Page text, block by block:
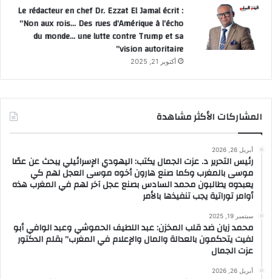
Le rédacteur en chef Dr. Ezzat El Jamal écrit :
“Non aux rois… Des rues d’Amérique à l’écho
du monde… une lutte contre Trump et sa
vision autoritaire”
أكتوبر 21, 2025
المشاركات الأكثر مشاهدة
أبريل 26, 2026
رئيس التحرير د. عزت الجمال يكتب: اليهودي الإسرائيلي يبحث عن عصًا
موسى بالمغرب وكما صنع هارون أخوه موسى العجل لهم كي
يعبدوه يطالبون محمد السادس بصنع عجل آخر لهم في المغرب هذه
أوامر توراتية يجب تنفيذها بالأمر
سبتمبر 19, 2025
محمد زيان ضد قلب المخزن: عبد اللطيف الحموشي وعبد الوافي أبو
لفيت يتحكمون بالعدالة والمال والإعلام في المغرب” بقلم الدكتور
عزت الجمال
أبريل 26, 2026